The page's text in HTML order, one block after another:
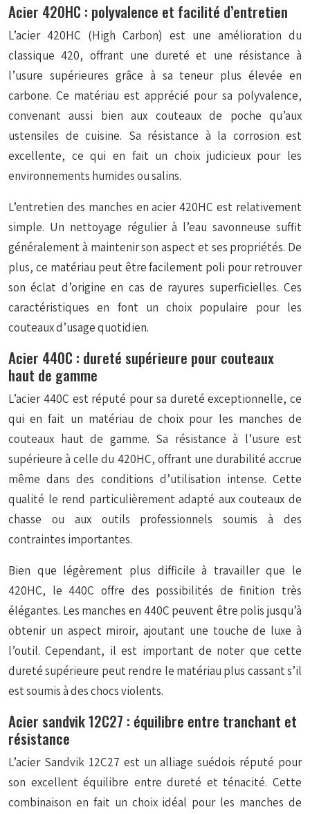
Acier 420HC : polyvalence et facilité d’entretien
L’acier 420HC (High Carbon) est une amélioration du
classique 420, offrant une dureté et une résistance à
l’usure supérieures grâce à sa teneur plus élevée en
carbone. Ce matériau est apprécié pour sa polyvalence,
convenant aussi bien aux couteaux de poche qu’aux
ustensiles de cuisine. Sa résistance à la corrosion est
excellente, ce qui en fait un choix judicieux pour les
environnements humides ou salins.
L’entretien des manches en acier 420HC est relativement
simple. Un nettoyage régulier à l’eau savonneuse suffit
généralement à maintenir son aspect et ses propriétés. De
plus, ce matériau peut être facilement poli pour retrouver
son éclat d’origine en cas de rayures superficielles. Ces
caractéristiques en font un choix populaire pour les
couteaux d’usage quotidien.
Acier 440C : dureté supérieure pour couteaux
haut de gamme
L’acier 440C est réputé pour sa dureté exceptionnelle, ce
qui en fait un matériau de choix pour les manches de
couteaux haut de gamme. Sa résistance à l’usure est
supérieure à celle du 420HC, offrant une durabilité accrue
même dans des conditions d’utilisation intense. Cette
qualité le rend particulièrement adapté aux couteaux de
chasse ou aux outils professionnels soumis à des
contraintes importantes.
Bien que légèrement plus difficile à travailler que le
420HC, le 440C offre des possibilités de finition très
élégantes. Les manches en 440C peuvent être polis jusqu’à
obtenir un aspect miroir, ajoutant une touche de luxe à
l’outil. Cependant, il est important de noter que cette
dureté supérieure peut rendre le matériau plus cassant s’il
est soumis à des chocs violents.
Acier sandvik 12C27 : équilibre entre tranchant et
résistance
L’acier Sandvik 12C27 est un alliage suédois réputé pour
son excellent équilibre entre dureté et ténacité. Cette
combinaison en fait un choix idéal pour les manches de